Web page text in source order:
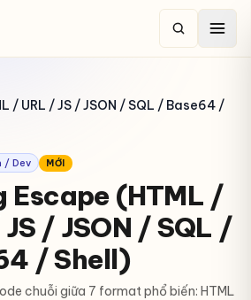
/ URL / JS / JSON / SQL / Base64 /
/ Dev MỚI
Escape (HTML /
/ JSON / SQL /
/ Shell)
chuỗi giữa 7 format phổ biến: HTML